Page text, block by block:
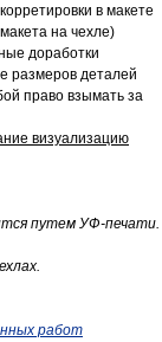
в макете
на чехле)
доработки
размеров деталей
право взымать за
визуализацию
путем УФ-печати.
работ